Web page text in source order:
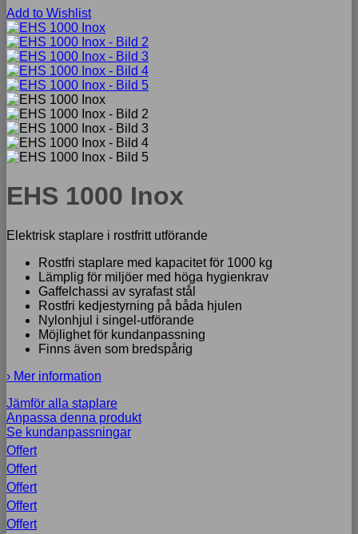
Add to Wishlist
EHS 1000 Inox
Elektrisk staplare i rostfritt utförande
Rostfri staplare med kapacitet för 1000 kg
Lämplig för miljöer med höga hygienkrav
Gaffelchassi av syrafast stål
Rostfri kedjestyrning på båda hjulen
Nylonhjul i singel-utförande
Möjlighet för kundanpassning
Finns även som bredspårig
› Mer information
Jämför alla staplare
Anpassa denna produkt
Se kundanpassningar
Offert
Offert
Offert
Offert
Offert